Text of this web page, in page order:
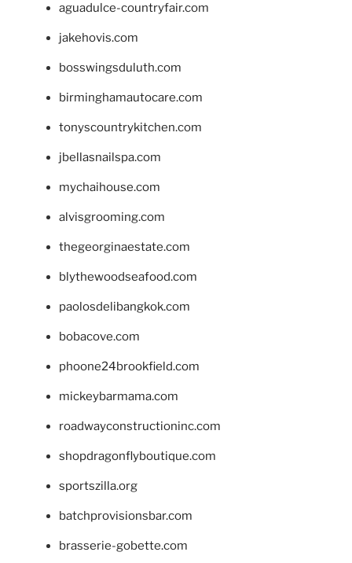
aguadulce-countryfair.com
jakehovis.com
bosswingsduluth.com
birminghamautocare.com
tonyscountrykitchen.com
jbellasnailspa.com
mychaihouse.com
alvisgrooming.com
thegeorginaestate.com
blythewoodseafood.com
paolosdelibangkok.com
bobacove.com
phoone24brookfield.com
mickeybarmama.com
roadwayconstructioninc.com
shopdragonflyboutique.com
sportszilla.org
batchprovisionsbar.com
brasserie-gobette.com